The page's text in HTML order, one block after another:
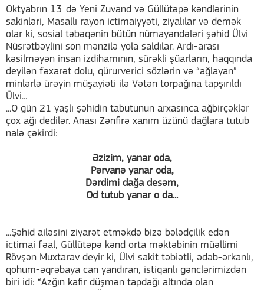
Oktyabrın 13-də Yeni Zuvand və Güllütəpə kəndlərinin
sakinləri, Masallı rayon ictimaiyyəti, ziyalılar və demək
olar ki, sosial təbəqənin bütün nümayəndələri şəhid Ülvi
Nüsrətbəylini son mənzilə yola saldılar. Ardı-arası
kəsilməyən insan izdihamının, sürəkli şüarların, haqqında
deyilən fəxarət dolu, qürurverici sözlərin və “ağlayan”
minlərlə ürəyin müşayiəti ilə Vətən torpağına tapşırıldı
Ülvi...
...O gün 21 yaşlı şəhidin tabutunun arxasınca ağbirçəklər
çox ağı dedilər. Anası Zənfirə xanım üzünü dağlara tutub
nalə çəkirdi:
Əzizim, yanar oda,
Pərvanə yanar oda,
Dərdimi dağa desəm,
Od tutub yanar o da...
...Şəhid ailəsini ziyarət etməkdə bizə bələdçilik edən
ictimai fəal, Güllütəpə kənd orta məktəbinin müəllimi
Rövşən Muxtarav deyir ki, Ülvi sakit təbiətli, ədəb-ərkanlı,
qohum-əqrəbaya can yandıran, istiqanlı gənclərimizdən
biri idi: “Azğın kafir düşmən tapdağı altında olan